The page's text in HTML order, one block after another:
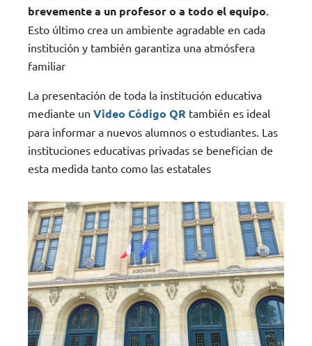
brevemente a un profesor o a todo el equipo
Esto último crea un ambiente agradable en cada
institución y también garantiza una atmósfera
familiar
La presentación de toda la institución educativa
mediante un Video Código QR también es ideal
para informar a nuevos alumnos o estudiantes. Las
instituciones educativas privadas se benefician de
esta medida tanto como las estatales